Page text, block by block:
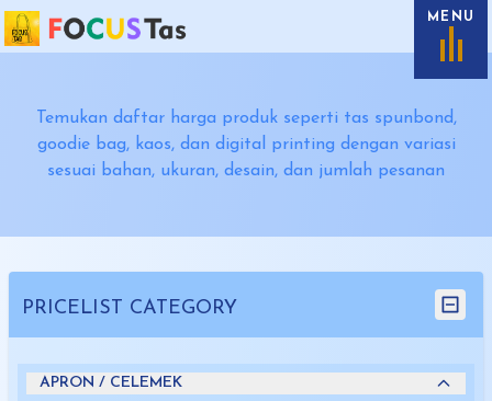
MENU
Temukan daftar harga produk seperti tas spunbond,
goodie bag, kaos, dan digital printing dengan variasi
sesuai bahan, ukuran, desain, dan jumlah pesanan
PRICELIST CATEGORY
APRON / CELEMEK